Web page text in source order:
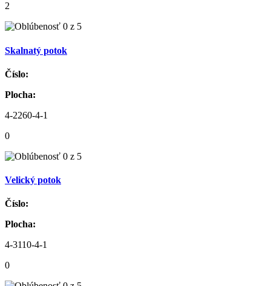
2
Skalnatý potok
Číslo:
Plocha:
4-2260-4-1
0
Velický potok
Číslo:
Plocha:
4-3110-4-1
0